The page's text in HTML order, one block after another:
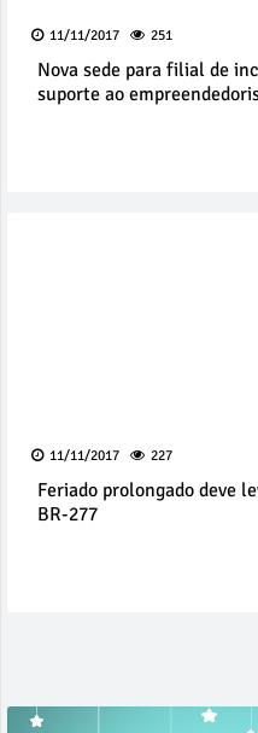
11/11/2017 251
Nova sede para filial de
suporte ao
11/11/2017 227
Feriado prolongado deve
BR-277